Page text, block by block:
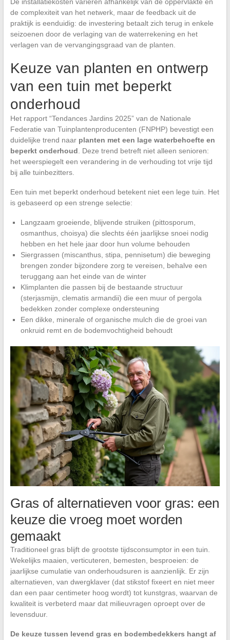
de complexiteit van het netwerk, maar de feedback uit de
praktijk is eenduidig: de investering betaalt zich terug in enkele
seizoenen door de verlaging van de waterrekening en het
verlagen van de vervangingsgraad van de planten.
Keuze van planten en ontwerp
van een tuin met beperkt
onderhoud
Het rapport “Tendances Jardins 2025” van de Nationale
Federatie van Tuinplantenproducenten (FNPHP) bevestigt een
duidelijke trend naar planten met een lage waterbehoefte en
beperkt onderhoud . Deze trend betreft niet alleen senioren:
het weerspiegelt een verandering in de verhouding tot vrije tijd
bij alle tuinbezitters.
Een tuin met beperkt onderhoud betekent niet een lege tuin. Het
is gebaseerd op een strenge selectie:
Langzaam groeiende, blijvende struiken (pittosporum,
osmanthus, choisya) die slechts één jaarlijkse snoei nodig
hebben en het hele jaar door hun volume behouden
Siergrassen (miscanthus, stipa, pennisetum) die beweging
brengen zonder bijzondere zorg te vereisen, behalve een
teruggang aan het einde van de winter
Klimplanten die passen bij de bestaande structuur
(sterjasmijn, clematis armandii) die een muur of pergola
bedekken zonder complexe ondersteuning
Een dikke, minerale of organische mulch die de groei van
onkruid remt en de bodemvochtigheid behoudt
Gras of alternatieven voor gras: een
keuze die vroeg moet worden
gemaakt
Traditioneel gras blijft de grootste tijdsconsumptor in een tuin.
Wekelijks maaien, verticuteren, bemesten, besproeien: de
jaarlijkse cumulatie van onderhoudsuren is aanzienlijk. Er zijn
alternatieven, van dwergklaver (dat stikstof fixeert en niet meer
dan een paar centimeter hoog wordt) tot kunstgras, waarvan de
kwaliteit is verbeterd maar dat milieuvragen oproept over de
levensduur.
De keuze tussen levend gras en bodembedekkers hangt af